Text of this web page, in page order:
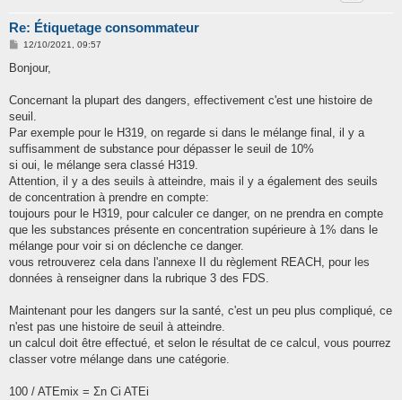
Re: Étiquetage consommateur
M
s
g
12/10/2021, 09:57
Bonjour,
Concernant la plupart des dangers, effectivement c'est une histoire de
seuil.
Par exemple pour le H319, on regarde si dans le mélange final, il y a
suffisamment de substance pour dépasser le seuil de 10%
si oui, le mélange sera classé H319.
Attention, il y a des seuils à atteindre, mais il y a également des seuils
de concentration à prendre en compte:
toujours pour le H319, pour calculer ce danger, on ne prendra en compte
que les substances présente en concentration supérieure à 1% dans le
mélange pour voir si on déclenche ce danger.
vous retrouverez cela dans l'annexe II du règlement REACH, pour les
données à renseigner dans la rubrique 3 des FDS.
Maintenant pour les dangers sur la santé, c'est un peu plus compliqué, ce
n'est pas une histoire de seuil à atteindre.
un calcul doit être effectué, et selon le résultat de ce calcul, vous pourrez
classer votre mélange dans une catégorie.
100 / ATEmix = Σn Ci ATEi